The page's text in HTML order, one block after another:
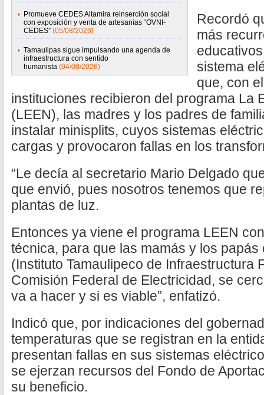
Promueve CEDES Altamira reinserción social
con exposición y venta de artesanías “OVNI-
CEDES” (05/08/2026)
Tamaulipas sigue impulsando una agenda de
infraestructura con sentido
humanista (04/08/2026)
Recordó
más
sistema
que, con
instituciones recibieron del programa La
(LEEN), las madres y los padres de
instalar minisplits, cuyos sistemas
cargas y provocaron fallas en los
“Le decía al secretario Mario Delgado
que envió, pues nosotros tenemos que
plantas de luz.
Entonces ya viene el programa LEEN
técnica, para que las mamás y los papás
(Instituto Tamaulipeco de Infraestructura
Comisión Federal de Electricidad, se
va a hacer y si es viable”, enfatizó.
Indicó que, por indicaciones del
temperaturas que se registran en la
presentan fallas en sus sistemas
se ejerzan recursos del Fondo de
su beneficio.